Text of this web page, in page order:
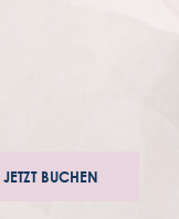
JETZT BUCHEN